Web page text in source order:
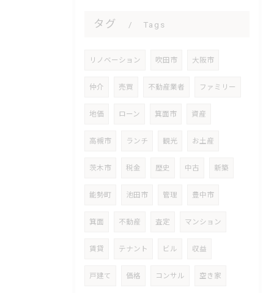
タグ Tags
リノベーション 吹田市 大阪市
仲介 売買 不動産業者 ファミリー
地価 ローン 箕面市 資産
高槻市 ランチ 観光 お土産
茨木市 税金 歴史 中古 新築
能勢町 池田市 管理 豊中市
箕面 不動産 査定 マンション
賃貸 テナント ビル 収益
戸建て 価格 コンサル 空き家